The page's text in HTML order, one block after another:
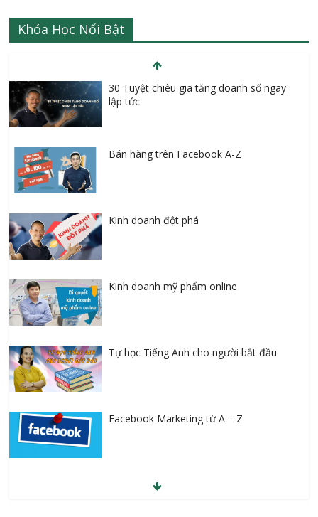
Khóa Học Nổi Bật
30 Tuyệt chiêu gia tăng doanh số ngay
lập tức
Bán hàng trên Facebook A-Z
Kinh doanh đột phá
Kinh doanh mỹ phẩm online
Tự học Tiếng Anh cho người bắt đầu
Facebook Marketing từ A – Z